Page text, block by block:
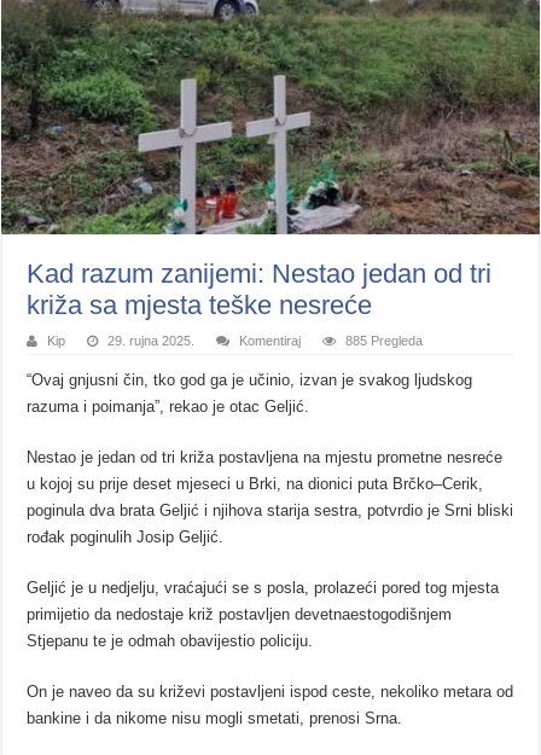
Kad razum zanijemi: Nestao jedan od tri
križa sa mjesta teške nesreće
Kip 29. rujna 2025. Komentiraj 885 Pregleda
“Ovaj gnjusni čin, tko god ga je učinio, izvan je svakog ljudskog
razuma i poimanja”, rekao je otac Geljić.
Nestao je jedan od tri križa postavljena na mjestu prometne nesreće
u kojoj su prije deset mjeseci u Brki, na dionici puta Brčko–Cerik,
poginula dva brata Geljić i njihova starija sestra, potvrdio je Srni bliski
rođak poginulih Josip Geljić.
Geljić je u nedjelju, vraćajući se s posla, prolazeći pored tog mjesta
primijetio da nedostaje križ postavljen devetnaestogodišnjem
Stjepanu te je odmah obavijestio policiju.
On je naveo da su križevi postavljeni ispod ceste, nekoliko metara od
bankine i da nikome nisu mogli smetati, prenosi Srna.